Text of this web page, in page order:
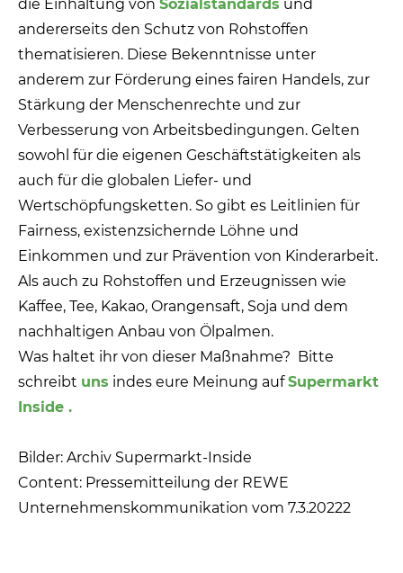
die Einhaltung von Sozialstandards und
andererseits den Schutz von Rohstoffen
thematisieren. Diese Bekenntnisse unter
anderem zur Förderung eines fairen Handels, zur
Stärkung der Menschenrechte und zur
Verbesserung von Arbeitsbedingungen. Gelten
sowohl für die eigenen Geschäftstätigkeiten als
auch für die globalen Liefer- und
Wertschöpfungsketten. So gibt es Leitlinien für
Fairness, existenzsichernde Löhne und
Einkommen und zur Prävention von Kinderarbeit.
Als auch zu Rohstoffen und Erzeugnissen wie
Kaffee, Tee, Kakao, Orangensaft, Soja und dem
nachhaltigen Anbau von Ölpalmen.
Was haltet ihr von dieser Maßnahme? Bitte
schreibt uns indes eure Meinung aufSupermarkt
Inside .
Bilder: Archiv Supermarkt-Inside
Content: Pressemitteilung der REWE
Unternehmenskommunikation vom 7.3.20222